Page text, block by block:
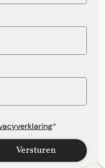
*
Versturen